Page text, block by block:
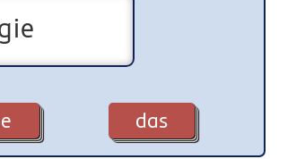
das